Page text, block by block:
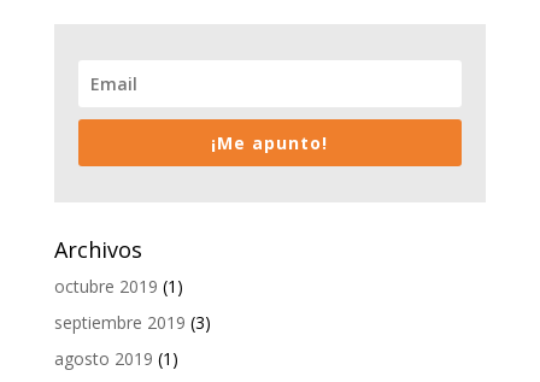
¡Me apunto!
Archivos
octubre 2019 (1)
septiembre 2019 (3)
agosto 2019 (1)